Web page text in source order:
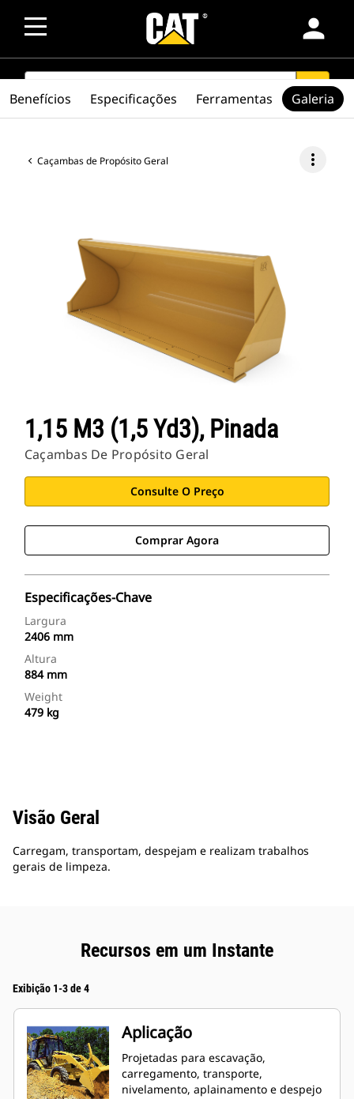
person
SEARCH search
Caçambas de Propósito Geral more_vert
1,15 M3 (1,5 Yd3), Pinada
Caçambas De Propósito Geral
Consulte O Preço
Comprar Agora
Especificações-Chave
Largura
2406 mm
Altura
884 mm
Weight
479 kg
Benefícios Especificações Ferramentas Galeria
Visão Geral
Carregam, transportam, despejam e realizam trabalhos
gerais de limpeza.
Recursos em um Instante
Exibição 1-3 de 4
Aplicação
Projetadas para escavação,
carregamento, transporte,
nivelamento, aplainamento e despejo